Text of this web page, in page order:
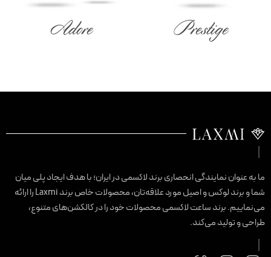
Prestige
Adore
به عنوان نمایندگی انحصاری برند لاکسمی در ایران؛ با هدف ایجاد پلی میان
شما و برند لوکس و اصیل مورد علاقه‌تان، محصولات خاص برند Laxmi را ارائه
برند ساعت لاکسمی محصولات خود را در کالکشن‌های متنوع،
و تولید می‌کند.